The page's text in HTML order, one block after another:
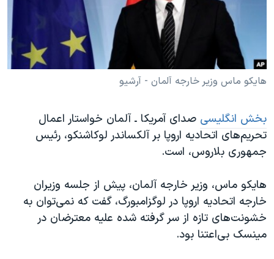
فرهنگ و زندگی
حقوق شهروندی
اقتصادی
علم و فناوری
گالری عکس
آرشیو پخش زنده
مستندها
انتخابات ریاست جمهوری آمریکا ۲۰۲۴
حمله جمهوری اسلامی به اسرائیل
رمز مهسا
اعتراضات زن، زندگی، آزادی
مجموعه مستندهای دادخواهی
دادگاه حمید نوری
چهل سال گروگان‌گیری
قانون شفافیت دارائی کادر رهبری ایران
دنبال کنید
هایکو ماس وزیر خارجه آلمان - آرشیو
بخش انگلیسی صدای آمریکا ـ آلمان خواستار اعمال
تحریم‌های اتحادیه اروپا بر آلکساندر لوکاشنکو، رئیس
جمهوری بلاروس، است.
هایکو ماس، وزیر خارجه آلمان، پیش از جلسه وزیران
خارجه اتحادیه اروپا در لوگزامبورگ، گفت که نمی‌توان به
خشونت‌های تازه از سر گرفته شده علیه معترضان در
مینسک بی‌اعتنا بود.